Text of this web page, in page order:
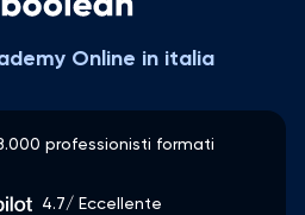
Online in italia
professionisti formati
4.7/ Eccellente